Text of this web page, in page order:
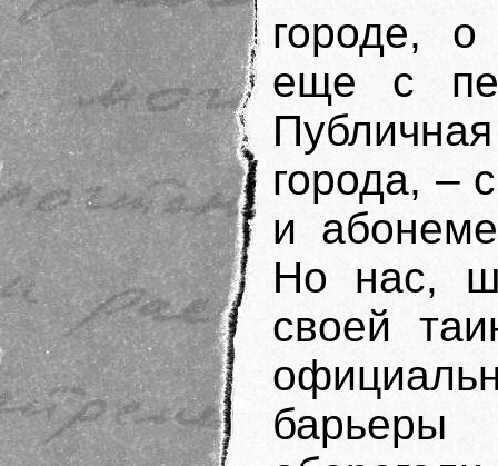
городе,
еще с
города, –
и
Но нас,
своей